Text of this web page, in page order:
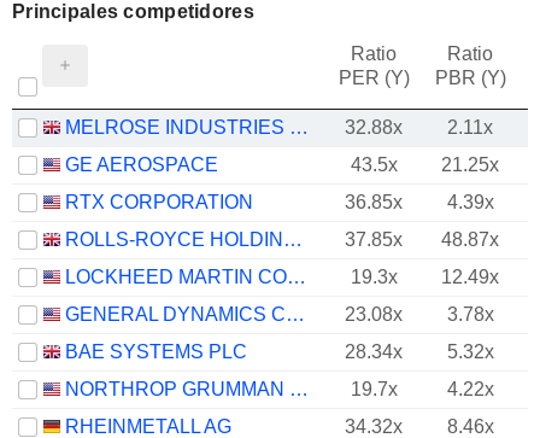
Principales competidores
Ratio
PER (Y)
Ratio
PBR (Y)
MELROSE INDUSTRIES PLC 32.88x
2.11x
GE AEROSPACE
43.5x
21.25x
RTX CORPORATION
36.85x
4.39x
ROLLS-ROYCE HOLDINGS PLC
37.85x
48.87x
LOCKHEED MARTIN CORPORATION
19.3x
12.49x
GENERAL DYNAMICS CORPORATION
23.08x
3.78x
BAE SYSTEMS PLC
28.34x
5.32x
NORTHROP GRUMMAN CORPORATION
19.7x 4.22x
RHEINMETALL AG
34.32x
8.46x